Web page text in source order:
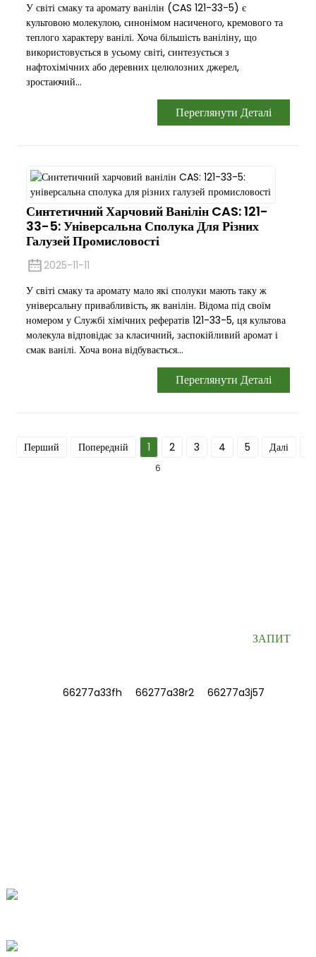
У світі смаку та аромату ванілін (CAS 121-33-5) є
культовою молекулою, синонімом насиченого, кремового та
теплого характеру ванілі. Хоча більшість ваніліну, що
використовується в усьому світі, синтезується з
нафтохімічних або деревних целюлозних джерел,
зростаючий...
Переглянути Деталі
Синтетичний Харчовий Ванілін CAS: 121-
33-5: Універсальна Сполука Для Різних
Галузей Промисловості
2025-11-11
У світі смаку та аромату мало які сполуки мають таку ж
універсальну привабливість, як ванілін. Відома під своїм
номером у Службі хімічних рефератів 121-33-5, ця культова
молекула відповідає за класичний, заспокійливий аромат і
смак ванілі. Хоча вона відбувається...
Переглянути Деталі
Перший Попередній 1 2 3 4 5 Далі
6
ЗАПИТ